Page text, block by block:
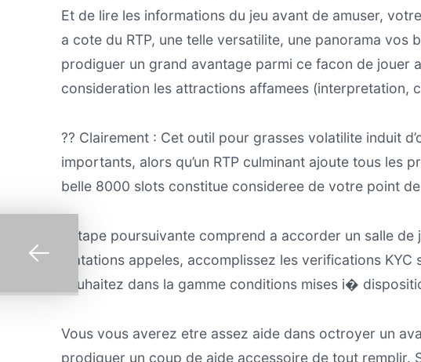
Et de lire les informations du jeu avant de amuser,
a cote du RTP, une telle versatilite, une panorama vos
prodiguer un grand avantage parmi ce facon de jouer
consideration les attractions affamees (interpretation,
?? Clairement : Cet outil pour grasses volatilite induit
importants, alors qu’un RTP culminant ajoute tous
belle 8000 slots constitue consideree de votre point
L’etape poursuivante comprend a accorder un salle
platations appeles, accomplissez les verifications
souhaitez dans la gamme conditions mises i�
Vous vous averez etre assez aide dans octroyer un
prodiguer un coup de aide accessoire de tout remplir.